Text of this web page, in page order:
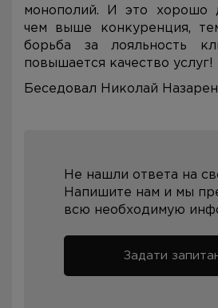
монополий. И это хорошо
чем выше конкуренция,
борьба за лояльность
повышается качество услуг!
Беседовал Николай
Не нашли ответа на
Напишите нам и мы
всю необходимую
Задати